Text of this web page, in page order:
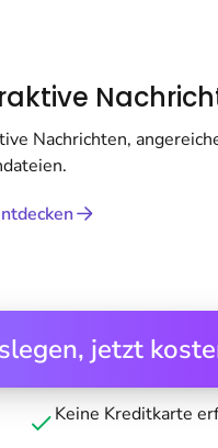
Nachrichten,
jetzt
Keine Kreditkarte